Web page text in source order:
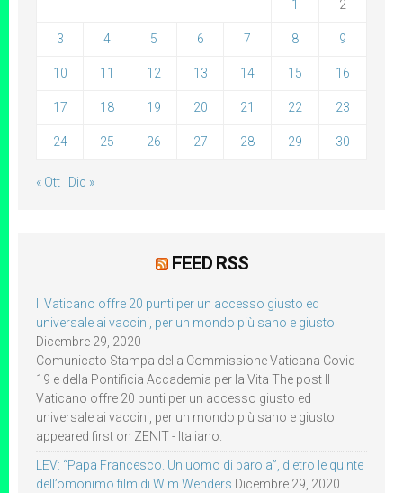
1 2
3 4 5 6 7 8 9
10 11 12 13 14 15 16
17 18 19 20 21 22 23
24 25 26 27 28 29 30
« Ott Dic »
FEED RSS
Il Vaticano offre 20 punti per un accesso giusto ed
universale ai vaccini, per un mondo più sano e giusto
Dicembre 29, 2020
Comunicato Stampa della Commissione Vaticana Covid-
19 e della Pontificia Accademia per la Vita The post Il
Vaticano offre 20 punti per un accesso giusto ed
universale ai vaccini, per un mondo più sano e giusto
appeared first on ZENIT - Italiano.
LEV: “Papa Francesco. Un uomo di parola”, dietro le quinte
dell’omonimo film di Wim Wenders Dicembre 29, 2020